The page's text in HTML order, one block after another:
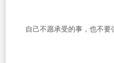
自己不愿承受的事，也不要